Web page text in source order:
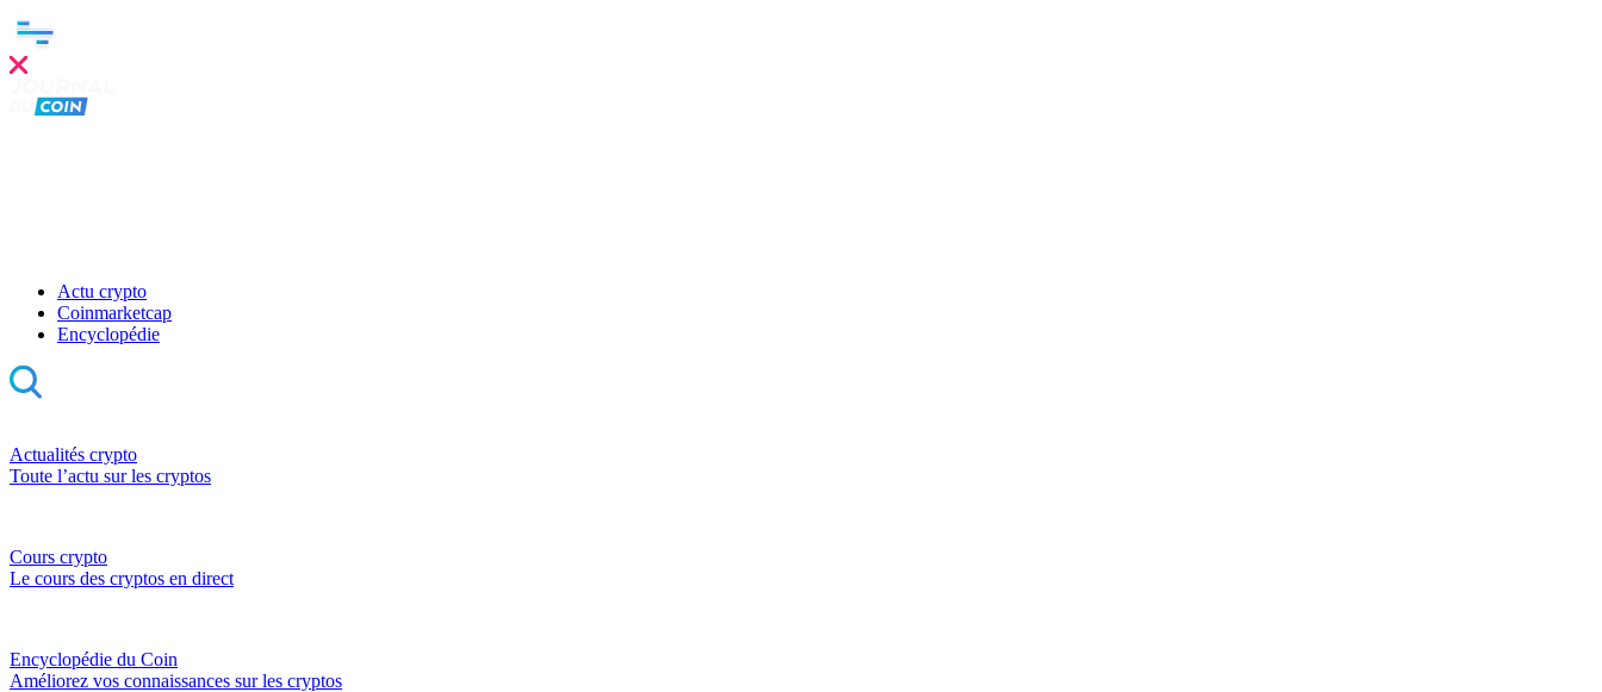
Actu crypto
Coinmarketcap
Encyclopédie
Actualités crypto
Toute l’actu sur les cryptos
Cours crypto
Le cours des cryptos en direct
Encyclopédie du Coin
Améliorez vos connaissances sur les cryptos